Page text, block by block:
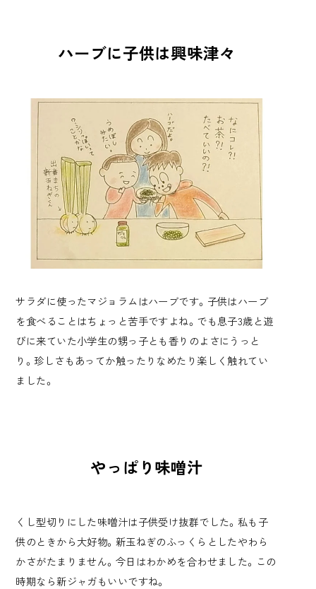
ハーブに子供は興味津々
サラダに使ったマジョラムはハーブです。子供はハーブ
を食べることはちょっと苦手ですよね。でも息子3歳と遊
びに来ていた小学生の甥っ子とも香りのよさにうっと
り。珍しさもあってか触ったりなめたり楽しく触れてい
ました。
やっぱり味噌汁
くし型切りにした味噌汁は子供受け抜群でした。私も子
供のときから大好物。新玉ねぎのふっくらとしたやわら
かさがたまりません。今日はわかめを合わせました。 この
時期なら新ジャガもいいですね。